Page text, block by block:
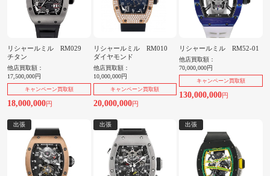
リシャールミル RM029
チタン
他店買取額：
17,500,000円
キャンペーン買取額
18,000,000円
リシャールミル RM010
ダイヤモンド
他店買取額：
10,000,000円
キャンペーン買取額
20,000,000円
リシャールミル RM52-01
他店買取額：
70,000,000円
キャンペーン買取額
130,000,000円
出張 出張 出張